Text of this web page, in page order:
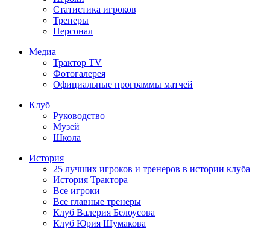
Статистика игроков
Тренеры
Персонал
Медиа
Трактор TV
Фотогалерея
Официальные программы матчей
Клуб
Руководство
Музей
Школа
История
25 лучших игроков и тренеров в истории клуба
История Трактора
Все игроки
Все главные тренеры
Клуб Валерия Белоусова
Клуб Юрия Шумакова